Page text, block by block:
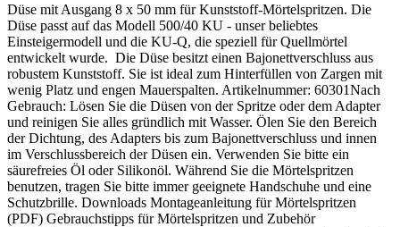
Düse mit Ausgang 8 x 50 mm für Kunststoff-Mörtelspritzen. Die
Düse passt auf das Modell 500/40 KU - unser beliebtes
Einsteigermodell und die KU-Q, die speziell für Quellmörtel
entwickelt wurde. Die Düse besitzt einen Bajonettverschluss aus
robustem Kunststoff. Sie ist ideal zum Hinterfüllen von Zargen mit
wenig Platz und engen Mauerspalten. Artikelnummer: 60301Nach
Gebrauch: Lösen Sie die Düsen von der Spritze oder dem Adapter
und reinigen Sie alles gründlich mit Wasser. Ölen Sie den Bereich
der Dichtung, des Adapters bis zum Bajonettverschluss und innen
im Verschlussbereich der Düsen ein. Verwenden Sie bitte ein
säurefreies Öl oder Silikonöl. Während Sie die Mörtelspritzen
benutzen, tragen Sie bitte immer geeignete Handschuhe und eine
Schutzbrille. Downloads Montageanleitung für Mörtelspritzen
(PDF) Gebrauchstipps für Mörtelspritzen und Zubehör